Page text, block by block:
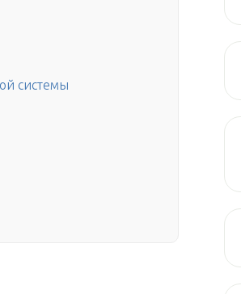
системы